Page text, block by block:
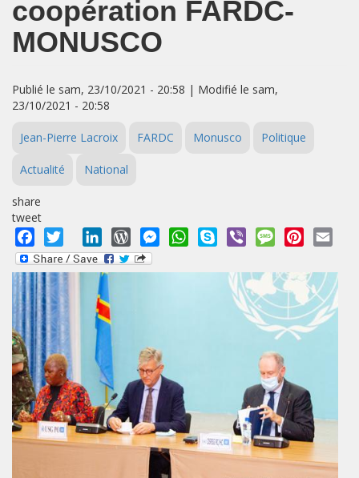
coopération FARDC-
MONUSCO
Publié le sam, 23/10/2021 - 20:58 | Modifié le sam,
23/10/2021 - 20:58
Jean-Pierre Lacroix FARDC Monusco Politique
Actualité National
share
tweet
Facebook
Twitter LinkedInWordPressMessengerWhatsApp
Skype Viber MessagePinterest